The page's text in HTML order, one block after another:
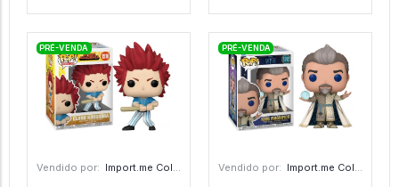
Vendido por: Import.me Colecionáveis - SP
PRÉ-VENDA
Vendido por: Import.me Colecionáveis - SP
PRÉ-VENDA